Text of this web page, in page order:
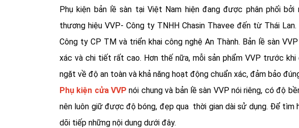
Phụ kiện bản lề sàn tại Việt Nam hiện đang được phân phối
thương hiệu VVP- Công ty TNHH Chasin Thavee đến từ Thái
Công ty CP TM và triển khai công nghệ An Thành. Bản lề sàn
xác và chi tiết rất cao. Hơn thế nữa, mỗi sản phẩm VVP trước
ngặt về độ an toàn và khả năng hoạt động chuẩn xác, đảm bảo
Phụ kiện cửa VVP nói chung và bản lề sàn VVP nói riêng, có độ
nên luôn giữ được độ bóng, đẹp qua thời gian dài sử dụng. Để tìm
dõi tiếp những nội dung dưới đây.